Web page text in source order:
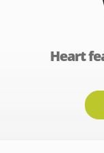
Heart